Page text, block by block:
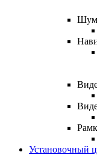
Установочный